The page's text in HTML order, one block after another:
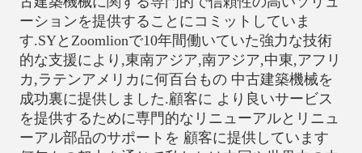
ーションを提供することにコミットしていま
す.SYとZoomlionで10年間働いていた強力な技術
的な支援により,東南アジア,南アジア,中東,アフリ
カ,ラテンアメリカに何百台もの 中古建築機械を
成功裏に提供しました.顧客に より良いサービス
を提供するために専門的なリニューアルとリニュ
ーアル部品のサポートを 顧客に提供しています